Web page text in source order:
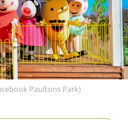
Paultons Park)